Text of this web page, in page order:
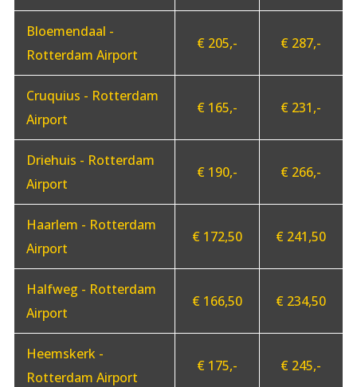
Bloemendaal -
Rotterdam Airport
€ 205,- € 287,-
Cruquius - Rotterdam
Airport
€ 165,- € 231,-
Driehuis - Rotterdam
Airport
€ 190,- € 266,-
Haarlem - Rotterdam
Airport
€ 172,50 € 241,50
Halfweg - Rotterdam
Airport
€ 166,50 € 234,50
Heemskerk -
Rotterdam Airport
€ 175,- € 245,-